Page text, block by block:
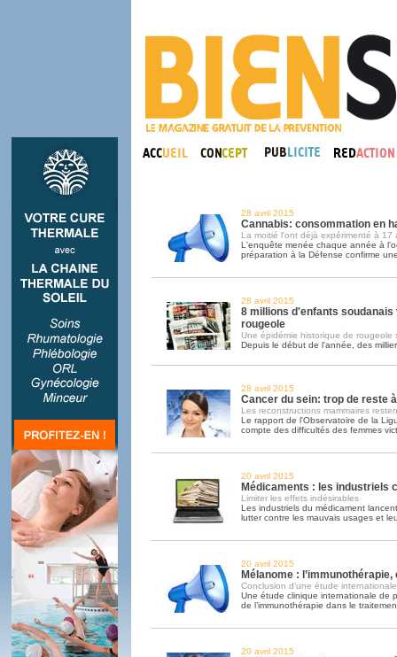
28 avril 2015
Cannabis: consommation en
La moitié l'ont déjà expérimenté à 17
L'enquête menée chaque année à
préparation à la Défense confirme
28 avril 2015
8 millions d'enfants
rougeole
Une épidémie historique de rougeole
Depuis le début de l'année, des
28 avril 2015
Cancer du sein: trop de reste
Les reconstructions mammaires
Le rapport de l'Observatoire de la
compte des difficultés des femmes
20 avril 2015
Médicaments : les industriels
Limiter les effets indésirables
Les industriels du médicament
lutter contre les mauvais usages et
20 avril 2015
Mélanome :
Conclusion d’une étude internationale
Une étude clinique internationale de
de l’immunothérapie dans le
20 avril 2015